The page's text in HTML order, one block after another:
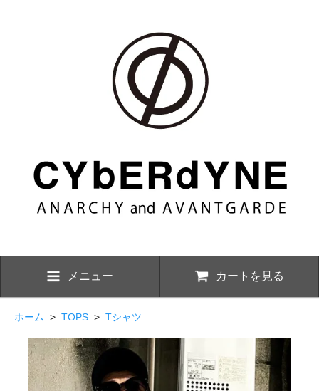
メニュー カートを見る
ホーム > TOPS > Tシャツ